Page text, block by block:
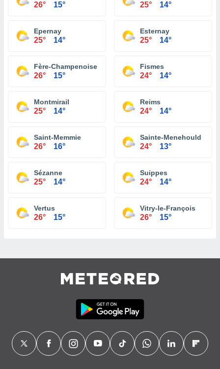
26° 15° 25° 14°
Epernay
25° 14°
Esternay
25° 14°
Fère-Champenoise
26° 15°
Fismes
24° 14°
Montmirail
25° 14°
Reims
24° 14°
Saint-Memmie
26° 16°
Sainte-Menehould
24° 13°
Sézanne
25° 14°
Suippes
24° 14°
Vertus
26° 15°
Vitry-le-François
26° 15°